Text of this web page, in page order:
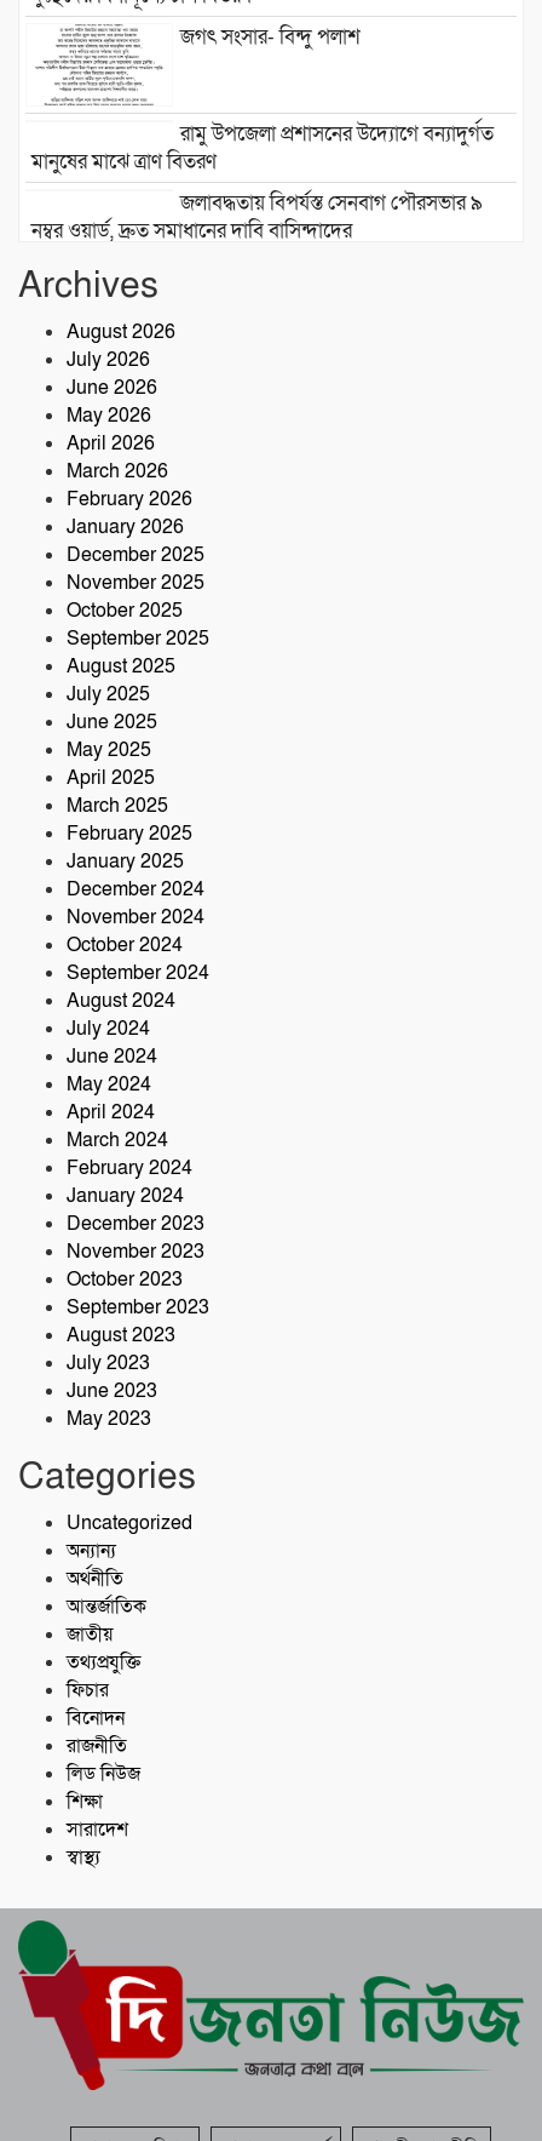
জগৎ সংসার- বিন্দু পলাশ
রামু উপজেলা প্রশাসনের উদ্যোগে বন্যাদুর্গত
মানুষের মাঝে ত্রাণ বিতরণ
জলাবদ্ধতায় বিপর্যস্ত সেনবাগ পৌরসভার ৯
নম্বর ওয়ার্ড, দ্রুত সমাধানের দাবি বাসিন্দাদের
নিহত ৬০ বছরের কৃষক
Archives
August 2026
July 2026
June 2026
May 2026
April 2026
March 2026
February 2026
January 2026
December 2025
November 2025
October 2025
September 2025
August 2025
July 2025
June 2025
May 2025
April 2025
March 2025
February 2025
January 2025
December 2024
November 2024
October 2024
September 2024
August 2024
July 2024
June 2024
May 2024
April 2024
March 2024
February 2024
January 2024
December 2023
November 2023
October 2023
September 2023
August 2023
July 2023
June 2023
May 2023
Categories
Uncategorized
অন্যান্য
অর্থনীতি
আন্তর্জাতিক
জাতীয়
তথ্যপ্রযুক্তি
ফিচার
বিনোদন
রাজনীতি
লিড নিউজ
শিক্ষা
সারাদেশ
স্বাস্থ্য